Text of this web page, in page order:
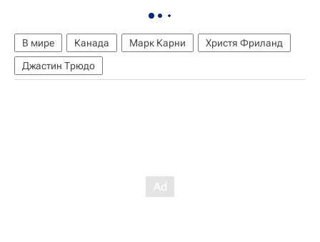
В мире Канада Марк Карни
Христя Фриланд
Джастин Трюдо